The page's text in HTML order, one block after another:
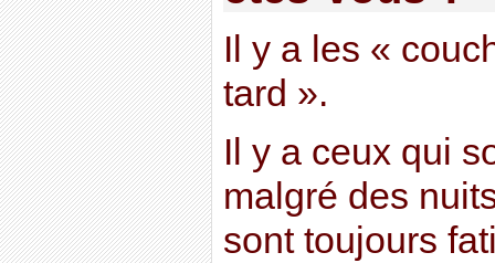
Il y a les «
tard ».
Il y a ceux qui
malgré des
sont toujours